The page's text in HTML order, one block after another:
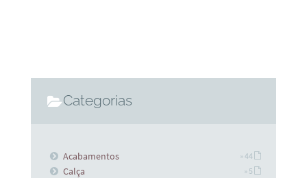
Categorias
Acabamentos » 44
Calça » 5